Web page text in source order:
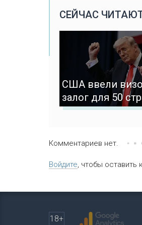
СЕЙЧАС
США ввели
залог для 50
Комментариев нет.
Войдите, чтобы оставить
18+